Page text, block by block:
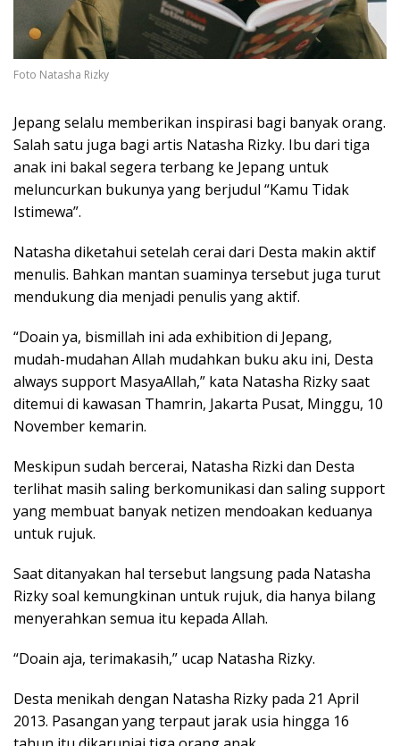
Foto Natasha Rizky
Jepang selalu memberikan inspirasi bagi banyak orang.
Salah satu juga bagi artis Natasha Rizky. Ibu dari tiga
anak ini bakal segera terbang ke Jepang untuk
meluncurkan bukunya yang berjudul “Kamu Tidak
Istimewa”.
Natasha diketahui setelah cerai dari Desta makin aktif
menulis. Bahkan mantan suaminya tersebut juga turut
mendukung dia menjadi penulis yang aktif.
“Doain ya, bismillah ini ada exhibition di Jepang,
mudah-mudahan Allah mudahkan buku aku ini, Desta
always support MasyaAllah,” kata Natasha Rizky saat
ditemui di kawasan Thamrin, Jakarta Pusat, Minggu, 10
November kemarin.
Meskipun sudah bercerai, Natasha Rizki dan Desta
terlihat masih saling berkomunikasi dan saling support
yang membuat banyak netizen mendoakan keduanya
untuk rujuk.
Saat ditanyakan hal tersebut langsung pada Natasha
Rizky soal kemungkinan untuk rujuk, dia hanya bilang
menyerahkan semua itu kepada Allah.
“Doain aja, terimakasih,” ucap Natasha Rizky.
Desta menikah dengan Natasha Rizky pada 21 April
2013. Pasangan yang terpaut jarak usia hingga 16